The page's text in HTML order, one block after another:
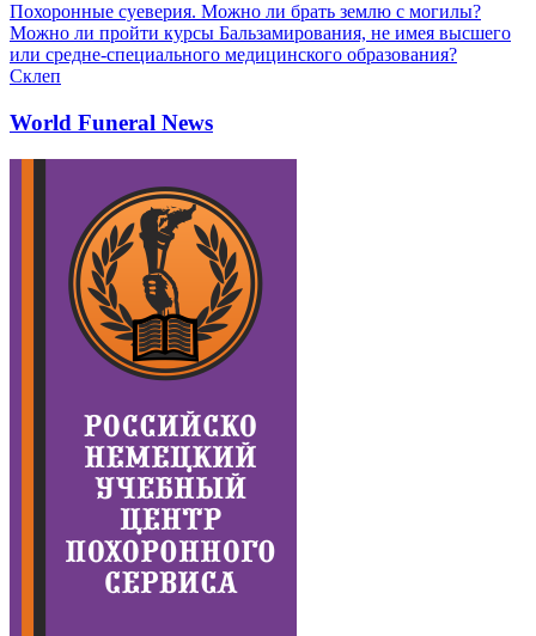
Похоронные суеверия. Можно ли брать землю с могилы?
Можно ли пройти курсы Бальзамирования, не имея высшего
или средне-специального медицинского образования?
Склеп
World Funeral News